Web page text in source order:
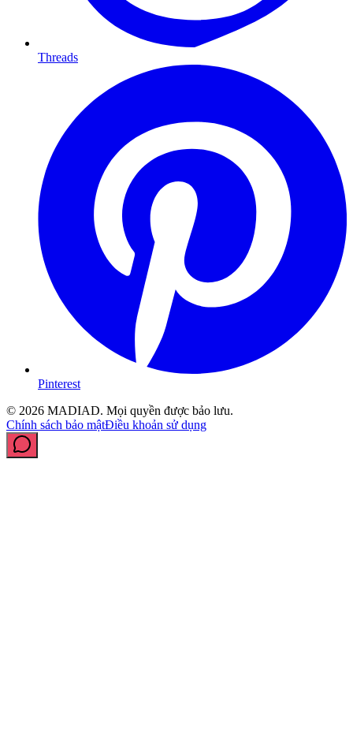
Threads
Pinterest
© 2026 MADIAD. Mọi quyền được bảo lưu.
Chính sách bảo mậtĐiều khoản sử dụng